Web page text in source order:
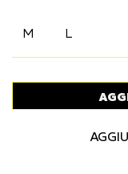
M L